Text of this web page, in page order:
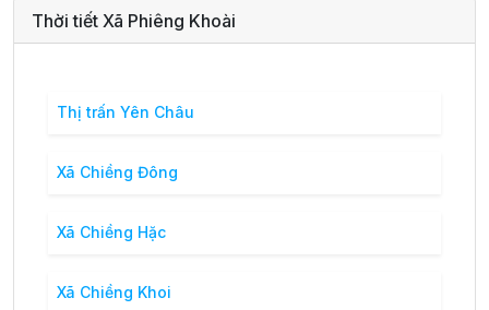
Thời tiết Xã Phiêng Khoài
Thị trấn Yên Châu
Xã Chiềng Đông
Xã Chiềng Hặc
Xã Chiềng Khoi